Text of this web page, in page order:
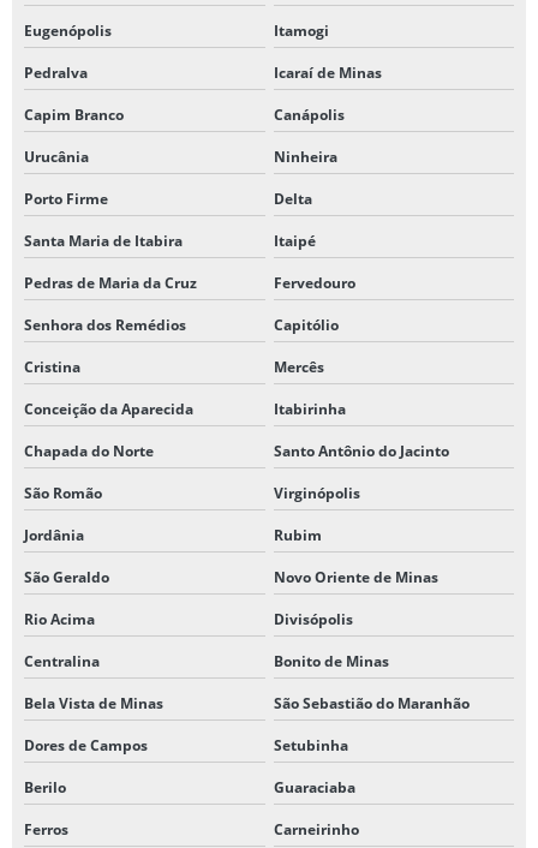
Eugenópolis Itamogi
Pedralva Icaraí de Minas
Capim Branco Canápolis
Urucânia Ninheira
Porto Firme Delta
Santa Maria de Itabira Itaipé
Pedras de Maria da Cruz Fervedouro
Senhora dos Remédios Capitólio
Cristina Mercês
Conceição da Aparecida Itabirinha
Chapada do Norte Santo Antônio do Jacinto
São Romão Virginópolis
Jordânia Rubim
São Geraldo Novo Oriente de Minas
Rio Acima Divisópolis
Centralina Bonito de Minas
Bela Vista de Minas São Sebastião do Maranhão
Dores de Campos Setubinha
Berilo Guaraciaba
Ferros Carneirinho